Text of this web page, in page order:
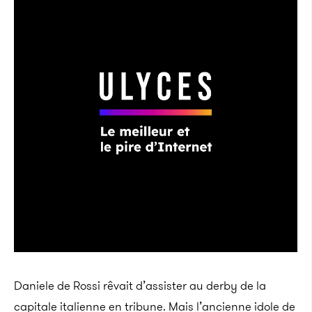
Daniele de Rossi rêvait d’assister au derby de la
capitale italienne en tribune. Mais l’ancienne idole de